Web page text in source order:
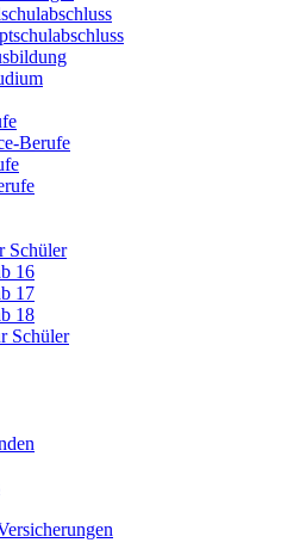
Berufe
Schüler
16
17
18
Schüler